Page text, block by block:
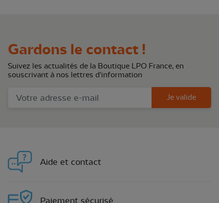
Gardons le contact !
Suivez les actualités de la Boutique LPO France, en
souscrivant à nos lettres d'information
Je valide
Aide et contact
Paiement sécurisé